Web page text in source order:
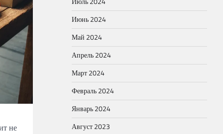
не
Июнь 2024
Май 2024
Апрель 2024
Март 2024
Февраль 2024
Январь 2024
Август 2023